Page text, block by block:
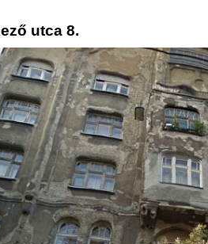
utca 8.